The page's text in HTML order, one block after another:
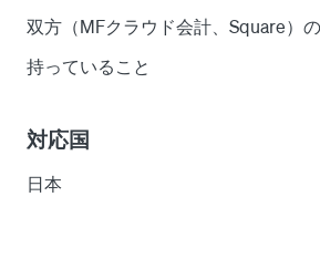
双方（MFクラウド会計、Square）
持っていること
対応国
日本